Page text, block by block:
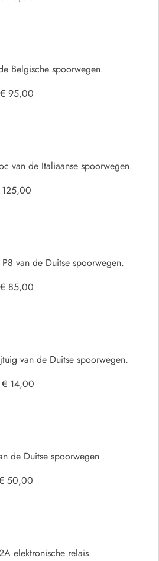
Belgische spoorwegen.
€ 95,00
van de Italiaanse spoorwegen.
van de Duitse spoorwegen.
€ 85,00
van de Duitse spoorwegen.
€ 14,00
de Duitse spoorwegen
50,00
elektronische relais.